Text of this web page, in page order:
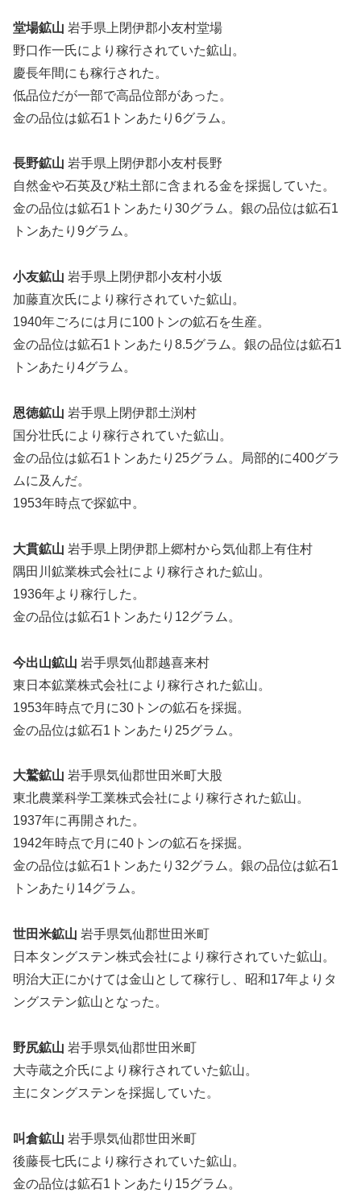
堂場鉱山 岩手県上閉伊郡小友村堂場
野口作一氏により稼行されていた鉱山。
慶長年間にも稼行された。
低品位だが一部で高品位部があった。
金の品位は鉱石1トンあたり6グラム。
長野鉱山 岩手県上閉伊郡小友村長野
自然金や石英及び粘土部に含まれる金を採掘していた。
金の品位は鉱石1トンあたり30グラム。銀の品位は鉱石1
トンあたり9グラム。
小友鉱山 岩手県上閉伊郡小友村小坂
加藤直次氏により稼行されていた鉱山。
1940年ごろには月に100トンの鉱石を生産。
金の品位は鉱石1トンあたり8.5グラム。銀の品位は鉱石1
トンあたり4グラム。
恩徳鉱山 岩手県上閉伊郡土渕村
国分壮氏により稼行されていた鉱山。
金の品位は鉱石1トンあたり25グラム。局部的に400グラ
ムに及んだ。
1953年時点で探鉱中。
大貫鉱山 岩手県上閉伊郡上郷村から気仙郡上有住村
隅田川鉱業株式会社により稼行された鉱山。
1936年より稼行した。
金の品位は鉱石1トンあたり12グラム。
今出山鉱山 岩手県気仙郡越喜来村
東日本鉱業株式会社により稼行された鉱山。
1953年時点で月に30トンの鉱石を採掘。
金の品位は鉱石1トンあたり25グラム。
大鷲鉱山 岩手県気仙郡世田米町大股
東北農業科学工業株式会社により稼行された鉱山。
1937年に再開された。
1942年時点で月に40トンの鉱石を採掘。
金の品位は鉱石1トンあたり32グラム。銀の品位は鉱石1
トンあたり14グラム。
世田米鉱山 岩手県気仙郡世田米町
日本タングステン株式会社により稼行されていた鉱山。
明治大正にかけては金山として稼行し、昭和17年よりタ
ングステン鉱山となった。
野尻鉱山 岩手県気仙郡世田米町
大寺蔵之介氏により稼行されていた鉱山。
主にタングステンを採掘していた。
叫倉鉱山 岩手県気仙郡世田米町
後藤長七氏により稼行されていた鉱山。
金の品位は鉱石1トンあたり15グラム。